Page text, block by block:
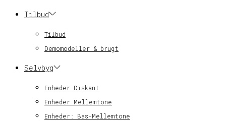
Tilbud
Tilbud
Demomodeller & brugt
Selvbyg
Enheder Diskant
Enheder Mellemtone
Enheder: Bas-Mellemtone